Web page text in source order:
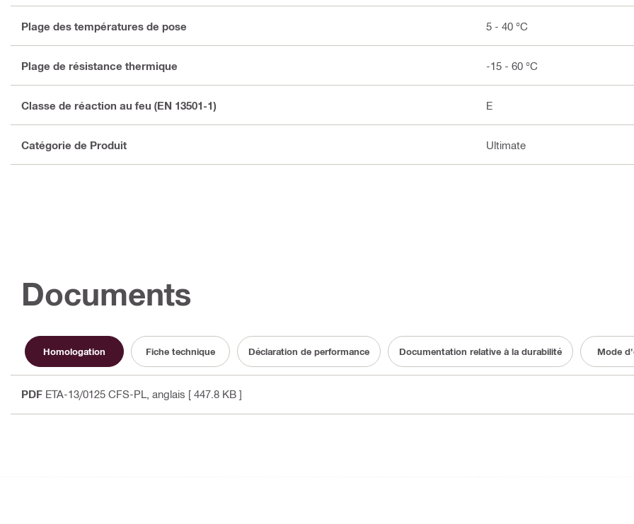
Plage des températures de pose 5 - 40 °C
Plage de résistance thermique -15 - 60 °C
Classe de réaction au feu (EN 13501-1) E
Catégorie de Produit Ultimate
Documents
Homologation Fiche technique Déclaration de performance Documentation relative à la durabilité Mode
PDF ETA-13/0125 CFS-PL , anglais [ 447.8 KB ]